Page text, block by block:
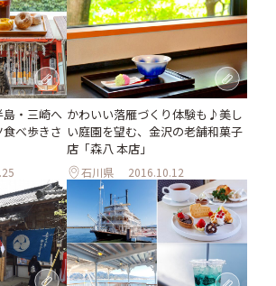
・三崎へ
べ歩きさ
かわいい落雁づくり体験も♪美し
い庭園を望む、金沢の老舗和菓子
店「森八 本店」
石川県 2016.10.12